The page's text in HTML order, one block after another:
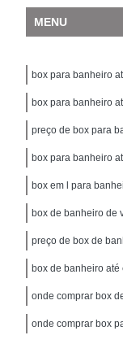
MENU
box para banheiro
box para banheiro
preço de box para
box para banheiro
box em l para
box de banheiro de
preço de box de
box de banheiro até
onde comprar box
onde comprar box